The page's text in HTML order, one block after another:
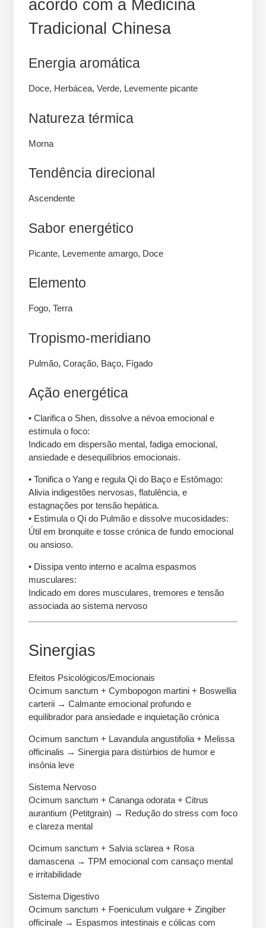
acordo com a Medicina
Tradicional Chinesa
Energia aromática
Doce, Herbácea, Verde, Levemente picante
Natureza térmica
Morna
Tendência direcional
Ascendente
Sabor energético
Picante, Levemente amargo, Doce
Elemento
Fogo, Terra
Tropismo-meridiano
Pulmão, Coração, Baço, Fígado
Ação energética
• Clarifica o Shen, dissolve a névoa emocional e
estimula o foco:
Indicado em dispersão mental, fadiga emocional,
ansiedade e desequilíbrios emocionais.
• Tonifica o Yang e regula Qi do Baço e Estômago:
Alivia indigestões nervosas, flatulência, e
estagnações por tensão hepática.
• Estimula o Qi do Pulmão e dissolve mucosidades:
Útil em bronquite e tosse crónica de fundo emocional
ou ansioso.
• Dissipa vento interno e acalma espasmos
musculares:
Indicado em dores musculares, tremores e tensão
associada ao sistema nervoso
Sinergias
Efeitos Psicológicos/Emocionais
Ocimum sanctum + Cymbopogon martini + Boswellia
carterii → Calmante emocional profundo e
equilibrador para ansiedade e inquietação crónica
Ocimum sanctum + Lavandula angustifolia + Melissa
officinalis → Sinergia para distúrbios de humor e
insônia leve
Sistema Nervoso
Ocimum sanctum + Cananga odorata + Citrus
aurantium (Petitgrain) → Redução do stress com foco
e clareza mental
Ocimum sanctum + Salvia sclarea + Rosa
damascena → TPM emocional com cansaço mental
e irritabilidade
Sistema Digestivo
Ocimum sanctum + Foeniculum vulgare + Zingiber
officinale → Espasmos intestinais e cólicas com